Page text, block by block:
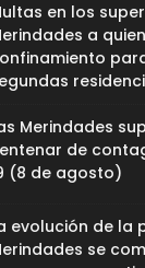
en los
a
Merindades
de
(8 de agosto)
evolución de la
se